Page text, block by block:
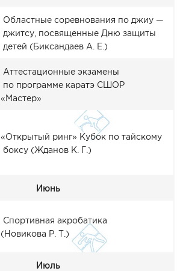
Областные соревнования по джиу —
джитсу, посвященные Дню защиты
детей (Биксандаев А. Е.)
Аттестационные экзамены
по программе каратэ СШОР
«Мастер»
«Открытый ринг» Кубок по тайскому
боксу (Жданов К. Г.)
Июнь
Спортивная акробатика
(Новикова Р. Т.)
Июль